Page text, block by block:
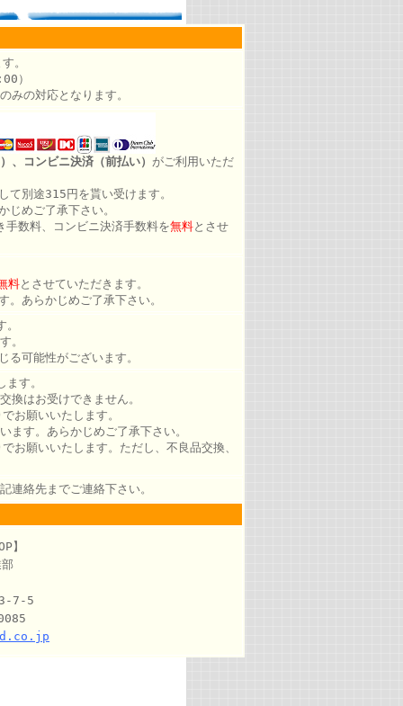
。
）
みの対応となります。
、コンビニ決済（前払い） がご利用いただ
別途315円を貰い受けます。
めご了承下さい。
手数料、コンビニ決済手数料を無料とさせ
料とさせていただきます。
あらかじめご了承下さい。
。
可能性がございます。
す。
換はお受けできません。
お願いいたします。
ます。あらかじめご了承下さい。
お願いいたします。ただし、不良品交換、
連絡先までご連絡下さい。
】
3-7-5